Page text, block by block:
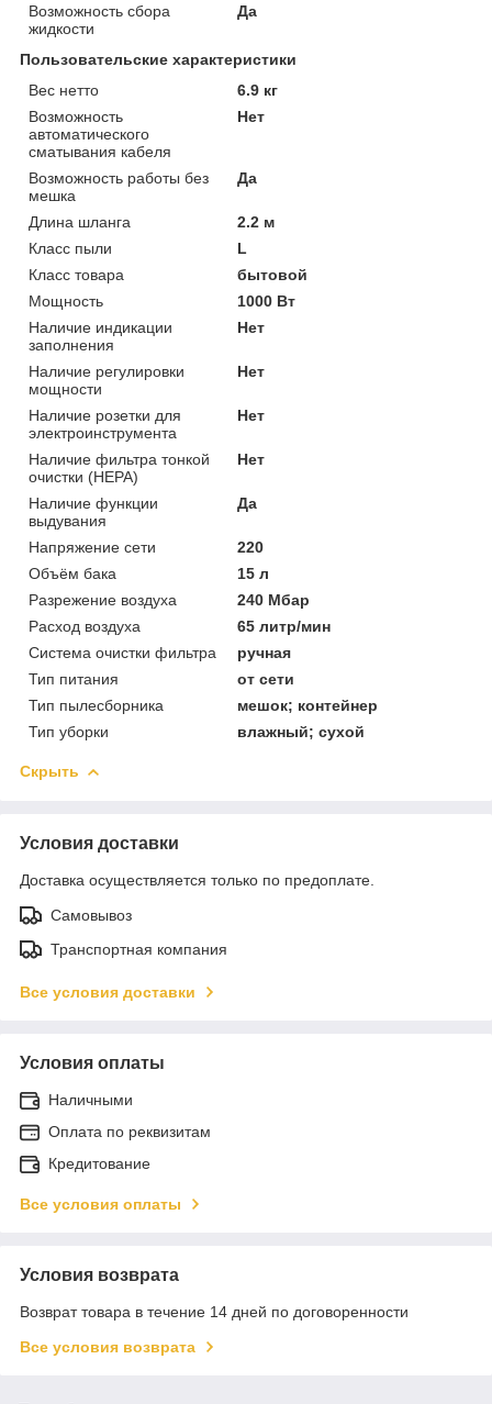
Возможность сбора
жидкости
Да
Пользовательские характеристики
Вес нетто
6.9 кг
Возможность
автоматического
сматывания кабеля
Нет
Возможность работы без
мешка
Да
Длина шланга
2.2 м
Класс пыли
L
Класс товара
бытовой
Мощность
1000 Вт
Наличие индикации
заполнения
Нет
Наличие регулировки
мощности
Нет
Наличие розетки для
электроинструмента
Нет
Наличие фильтра тонкой
очистки (HEPA)
Нет
Наличие функции
выдувания
Да
Напряжение сети
220
Объём бака
15 л
Разрежение воздуха
240 Мбар
Расход воздуха
65 литр/мин
Система очистки фильтра
ручная
Тип питания
от сети
Тип пылесборника
мешок; контейнер
Тип уборки
влажный; сухой
Скрыть
Условия доставки
Доставка осуществляется только по предоплате.
Самовывоз
Транспортная компания
Все условия доставки
Условия оплаты
Наличными
Оплата по реквизитам
Кредитование
Все условия оплаты
Условия возврата
Возврат товара в течение 14 дней по договоренности
Все условия возврата